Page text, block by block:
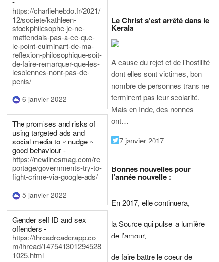
https://charliehebdo.fr/2021/
12/societe/kathleen-
stockphilosophe-je-ne-
mattendais-pas-a-ce-que-
le-point-culminant-de-ma-
reflexion-philosophique-soit-
de-faire-remarquer-que-les-
lesbiennes-nont-pas-de-
penis/
6 janvier 2022
The promises and risks of
using targeted ads and
social media to « nudge »
good behaviour -
https://newlinesmag.com/re
portage/governments-try-to-
fight-crime-via-google-ads/
5 janvier 2022
Gender self ID and sex
offenders -
https://threadreaderapp.co
m/thread/147541301294528
1025.html
Le Christ s'est arrêté dans le
Kerala
A cause du rejet et de l’hostilité
dont elles sont victimes, bon
nombre de personnes trans ne
terminent pas leur scolarité.
Mais en Inde, des nonnes
ont…
7 janvier 2017
Bonnes nouvelles pour
l’année nouvelle :
En 2017, elle continuera,
la Source qui pulse la lumière
de l’amour,
de faire battre le coeur de